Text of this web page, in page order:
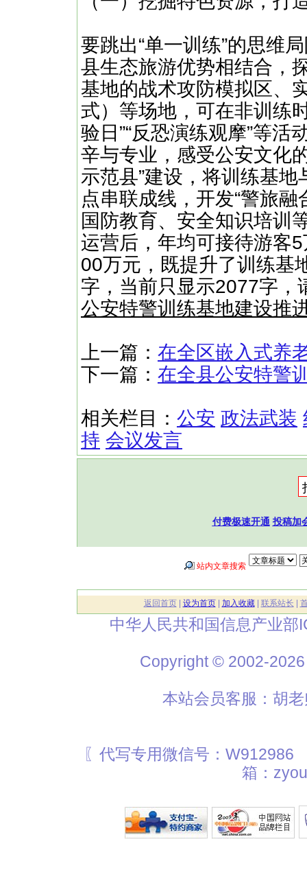
要跳出“单一训练”的思维
县生态旅游优势相结合，
基地的战术攻防模拟区、
式）等场地，可在非训练
验日”“反恐演练观摩”等
辛与专业，感受公安文化
示范县”建设，将训练基
点串联成线，开发“警旅
国防教育、安全知识培训
运营后，年均可接待游客
00万元，既提升了训练
字，当前只显示2077字，
公安特警训练基地建设推
上一篇： 在全区嵌入式养
下一篇： 在全县公安特警
相关栏目： 公安 政法武装
持 会议发言
付费极速开通 投稿加
站内文章搜索
返回首页| 设为首页| 加入收藏| 联系站长
中华人民共和国信息产业部
Copyright © 2002-
本站会员客服：胡
〖代写专用微信号：
箱：